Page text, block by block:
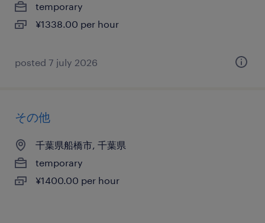
temporary
¥1338.00 per hour
posted 7 july 2026
その他
千葉県船橋市, 千葉県
temporary
¥1400.00 per hour